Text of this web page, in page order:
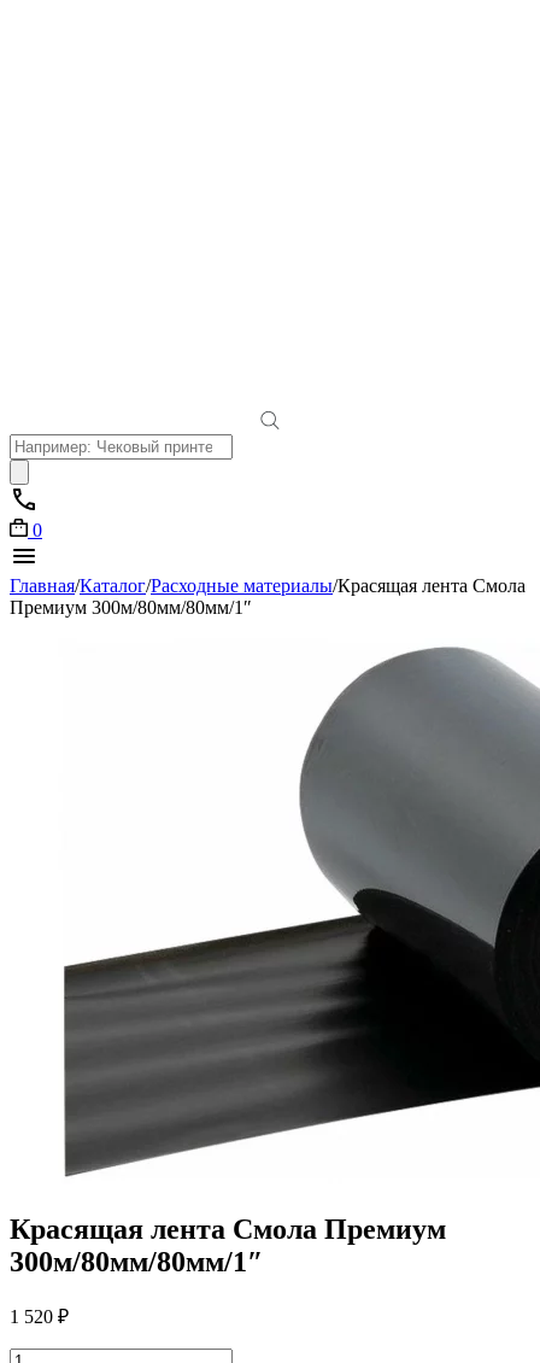
Поиск
товаров
0
Главная/Каталог/Расходные материалы/Красящая лента Смола
Премиум 300м/80мм/80мм/1″
Красящая лента Смола Премиум
300м/80мм/80мм/1″
1 520 ₽
Количество